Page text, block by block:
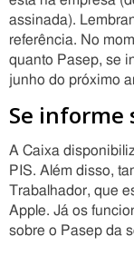
assinada).
referência. No
quanto Pasep, se
junho do próximo
Se informe
A Caixa
PIS. Além disso,
Trabalhador, que
Apple. Já os
sobre o Pasep da